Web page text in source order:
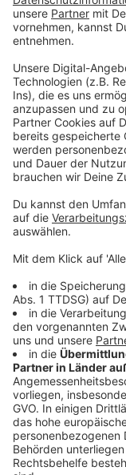
für den
geben.“
Anzeige
Stimmen zur
Quarshie
Anzeige
©www.f95.de
Neuzugang
Anzeige
Klaus Allofs,
in der
entwickeln